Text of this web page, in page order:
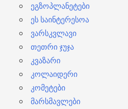
ეგზოპლანეტები
ეს საინტერესოა
ვარსკვლავი
თეთრი ჯუჯა
კვაზარი
კოლაიდერი
კომეტები
მარსმავლები